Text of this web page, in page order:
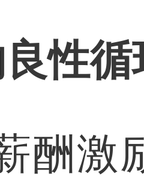
性循
激励